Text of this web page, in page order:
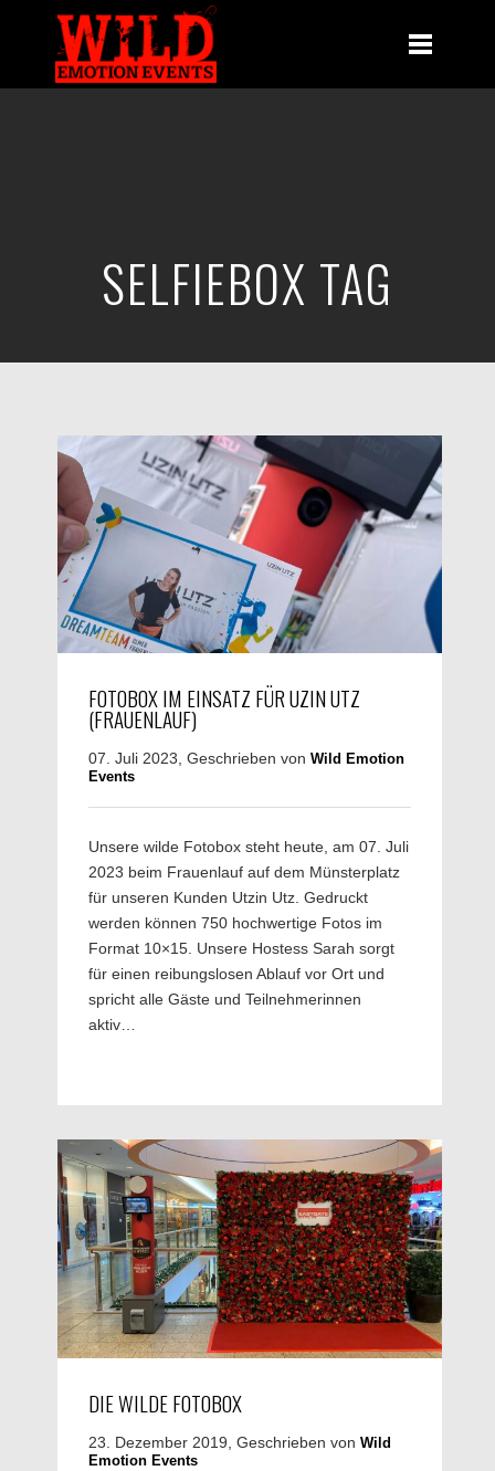
SELFIEBOX TAG
FOTOBOX IM EINSATZ FÜR UZIN UTZ
(FRAUENLAUF)
07. Juli 2023, Geschrieben von Wild Emotion
Events
Unsere wilde Fotobox steht heute, am 07. Juli
2023 beim Frauenlauf auf dem Münsterplatz
für unseren Kunden Utzin Utz. Gedruckt
werden können 750 hochwertige Fotos im
Format 10×15. Unsere Hostess Sarah sorgt
für einen reibungslosen Ablauf vor Ort und
spricht alle Gäste und Teilnehmerinnen
aktiv…
DIE WILDE FOTOBOX
23. Dezember 2019, Geschrieben von Wild
Emotion Events